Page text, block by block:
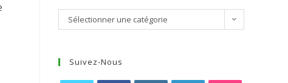
Sélectionner une catégorie
Suivez-Nous